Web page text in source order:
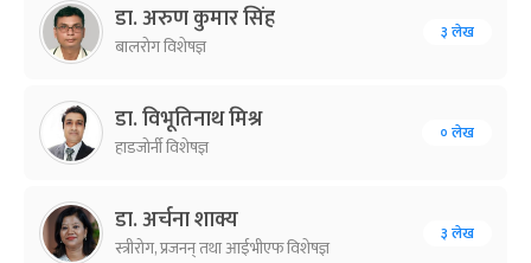
डा. अरुण कुमार सिंह
बालरोग विशेषज्ञ
३ लेख
डा. विभूतिनाथ मिश्र
हाडजोर्नी विशेषज्ञ
० लेख
डा. अर्चना शाक्य
स्त्रीरोग, प्रजनन् तथा आईभीएफ विशेषज्ञ
३ लेख